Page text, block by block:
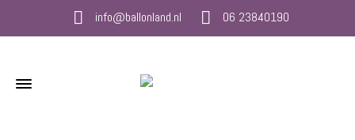
info@ballonland.nl 06 23840190